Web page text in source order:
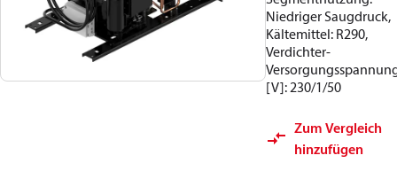
Niedriger Saugdruck,
Kältemittel: R290,
Verdichter-
[V]: 230/1/50
Zum Vergleich
hinzufügen